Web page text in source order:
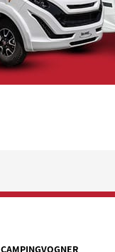
CAMPINGVOGNER